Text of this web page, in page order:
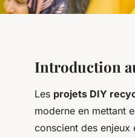
Introduction
Les projets DIY
moderne en mettant
conscient des enjeux